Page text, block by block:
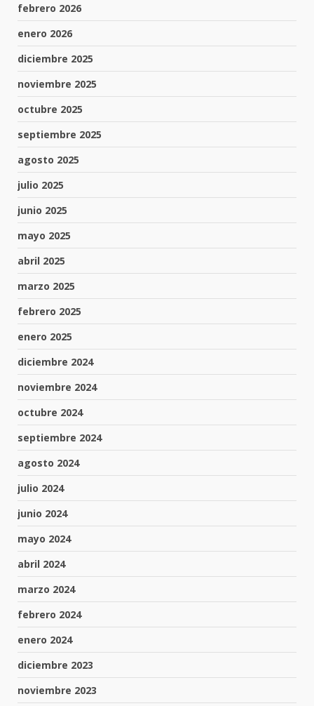
febrero 2026
enero 2026
diciembre 2025
noviembre 2025
octubre 2025
septiembre 2025
agosto 2025
julio 2025
junio 2025
mayo 2025
abril 2025
marzo 2025
febrero 2025
enero 2025
diciembre 2024
noviembre 2024
octubre 2024
septiembre 2024
agosto 2024
julio 2024
junio 2024
mayo 2024
abril 2024
marzo 2024
febrero 2024
enero 2024
diciembre 2023
noviembre 2023